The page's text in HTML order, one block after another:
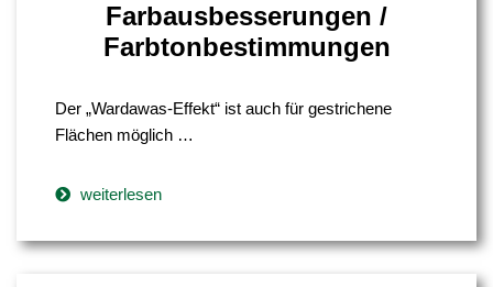
Farbausbesserungen /
Farbtonbestimmungen
Der „Wardawas-Effekt“ ist auch für gestrichene
Flächen möglich …
weiterlesen